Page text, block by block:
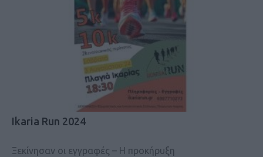
Ikaria Run 2024
Ξεκίνησαν οι εγγραφές – Η προκήρυξη